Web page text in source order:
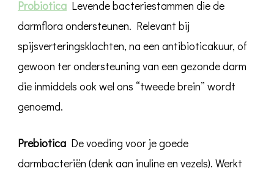
Probiotica Levende bacteriestammen die de
darmflora ondersteunen. Relevant bij
spijsverteringsklachten, na een antibioticakuur, of
gewoon ter ondersteuning van een gezonde darm
die inmiddels ook wel ons “tweede brein” wordt
genoemd.
Prebiotica De voeding voor je goede
darmbacteriën (denk aan inuline en vezels). Werkt